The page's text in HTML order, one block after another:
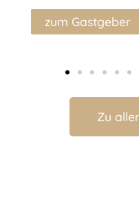
zum Gastgeber
Zu